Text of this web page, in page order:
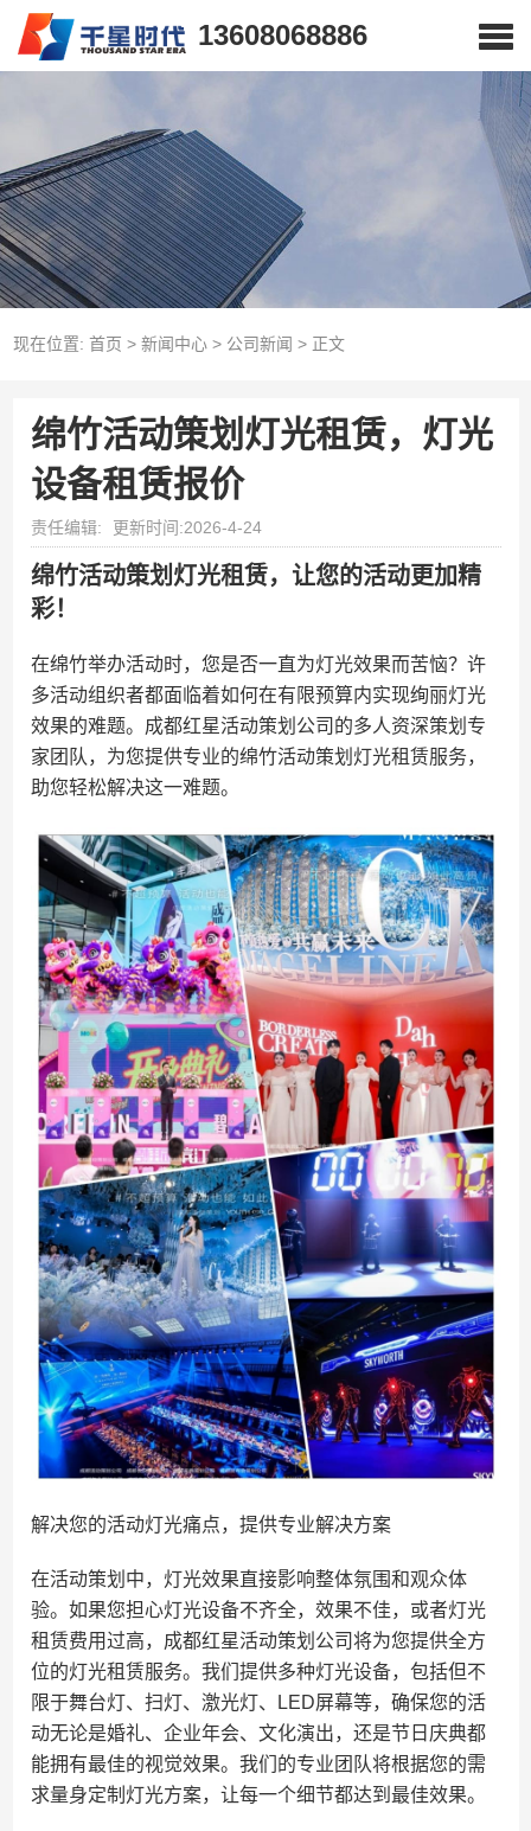
13608068886
现在位置: 首页 > 新闻中心> 公司新闻 > 正文
绵竹活动策划灯光租赁，灯光
设备租赁报价
责任编辑: 更新时间:2026-4-24
绵竹活动策划灯光租赁，让您的活动更加精
彩！
在绵竹举办活动时，您是否一直为灯光效果而苦恼？许
多活动组织者都面临着如何在有限预算内实现绚丽灯光
效果的难题。成都红星活动策划公司的多人资深策划专
家团队，为您提供专业的绵竹活动策划灯光租赁服务，
助您轻松解决这一难题。
解决您的活动灯光痛点，提供专业解决方案
在活动策划中，灯光效果直接影响整体氛围和观众体
验。如果您担心灯光设备不齐全，效果不佳，或者灯光
租赁费用过高，成都红星活动策划公司将为您提供全方
位的灯光租赁服务。我们提供多种灯光设备，包括但不
限于舞台灯、扫灯、激光灯、LED屏幕等，确保您的活
动无论是婚礼、企业年会、文化演出，还是节日庆典都
能拥有最佳的视觉效果。我们的专业团队将根据您的需
求量身定制灯光方案，让每一个细节都达到最佳效果。